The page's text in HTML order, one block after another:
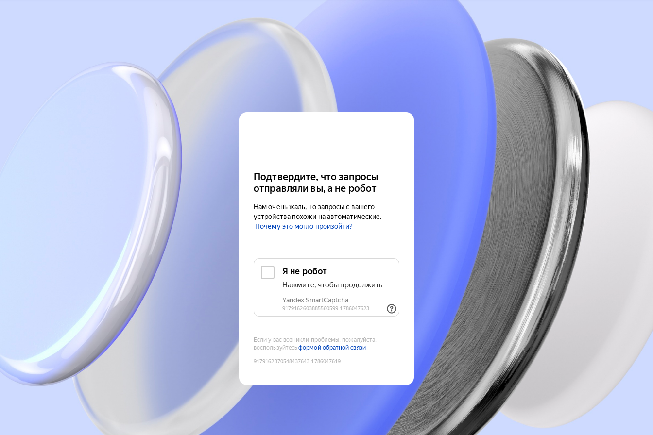
Подтвердите, что запросы
отправляли вы, а не робот
Нам очень жаль, но запросы с вашего
устройства похожи на автоматические.
Почему это могло произойти?
Если у вас возникли проблемы, пожалуйста,
воспользуйтесьформой обратной связи
9179162370548437643:1786047619